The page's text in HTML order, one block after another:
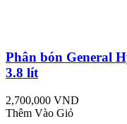
Phân bón General
3.8 lít
2,700,000 VND
Thêm Vào Giỏ